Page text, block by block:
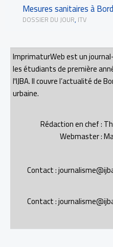
Mesures sanitaires à
DOSSIER DU JOUR, ITV
ImprimaturWeb est un
les étudiants de première
l'IJBA. Il couvre l’actualité de
urbaine.
Rédaction en chef :
Webmaster :
Contact :
Contact :